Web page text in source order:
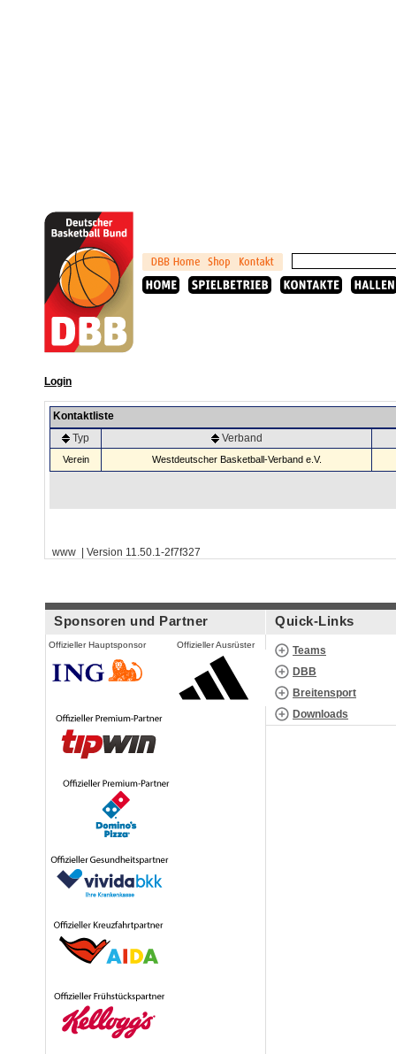
Login
Kontaktliste
Typ
Verband
Verein Westdeutscher Basketball-Verband e.V.
www | Version 11.50.1-2f7f327
Sponsoren und Partner
Offizieller Hauptsponsor Offizieller Ausrüster
Quick-Links
Teams
DBB
Breitensport
Downloads